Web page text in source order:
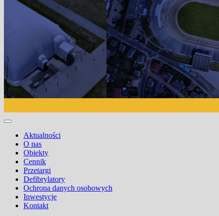
Aktualności
O nas
Obiekty
Cennik
Przetargi
Defibrylatory
Ochrona danych osobowych
Inwestycje
Kontakt